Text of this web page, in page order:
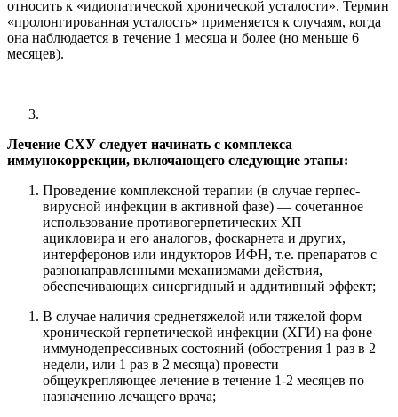
относить к «идиопатической хронической усталости». Термин
«пролонгированная усталость» применяется к случаям, когда
она наблюдается в течение 1 месяца и более (но меньше 6
месяцев).
Лечение СХУ следует начинать с комплекса
иммунокоррекции, включающего следующие этапы:
Проведение комплексной терапии (в случае герпес-
вирусной инфекции в активной фазе) — сочетанное
использование противогерпетических ХП —
ацикловира и его аналогов, фоскарнета и других,
интерферонов или индукторов ИФН, т.е. препаратов с
разнонаправленными механизмами действия,
обеспечивающих синергидный и аддитивный эффект;
В случае наличия среднетяжелой или тяжелой форм
хронической герпетической инфекции (ХГИ) на фоне
иммунодепрессивных состояний (обострения 1 раз в 2
недели, или 1 раз в 2 месяца) провести
общеукрепляющее лечение в течение 1-2 месяцев по
назначению лечащего врача;